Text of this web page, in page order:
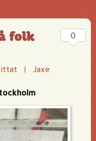
folk
| Jaxe
0